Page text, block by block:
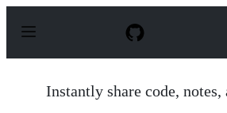
p
Instantly share code, notes,